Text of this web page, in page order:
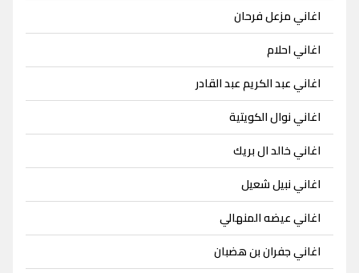
اغاني مزعل فرحان
اغاني احلام
اغاني عبد الكريم عبد القادر
اغاني نوال الكويتية
اغاني خالد ال بريك
اغاني نبيل شعيل
اغاني عيضه المنهالي
اغاني جفران بن هضبان